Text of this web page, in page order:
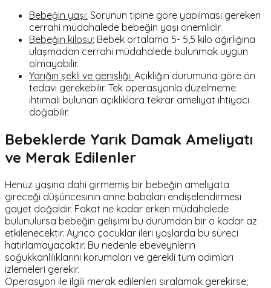
Bebeğin yaşı: Sorunun tipine göre yapılması gereken
cerrahi müdahalede bebeğin yaşı önemlidir.
Bebeğin kilosu: Bebek ortalama 5- 5,5 kilo ağırlığına
ulaşmadan cerrahi müdahalede bulunmak uygun
olmayabilir.
Yarığın şekli ve genişliği: Açıklığın durumuna göre ön
tedavi gerekebilir. Tek operasyonla düzelmeme
ihtimali bulunan açıklıklara tekrar ameliyat ihtiyacı
doğabilir.
Bebeklerde Yarık Damak Ameliyatı
ve Merak Edilenler
Henüz yaşına dahi girmemiş bir bebeğin ameliyata
gireceği düşüncesinin anne babaları endişelendirmesi
gayet doğaldır. Fakat ne kadar erken müdahalede
bulunulursa bebeğin gelişimi bu durumdan bir o kadar az
etkilenecektir. Ayrıca çocuklar ileri yaşlarda bu süreci
hatırlamayacaktır. Bu nedenle ebeveynlerin
soğukkanlılıklarını korumaları ve gerekli tüm adımları
izlemeleri gerekir.
Operasyon ile ilgili merak edilenleri sıralamak gerekirse;